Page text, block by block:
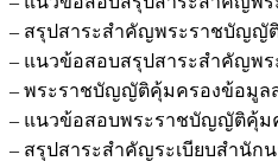
– สรุปสาระสำคัญพระราชบัญญัติ
– แนวข้อสอบสรุปสาระสำคัญพร
– พระราชบัญญัติคุ้มครองข้อมูล
– แนวข้อสอบพระราชบัญญัติคุ้ม
– สรุปสาระสำคัญระเบียบสำนัก